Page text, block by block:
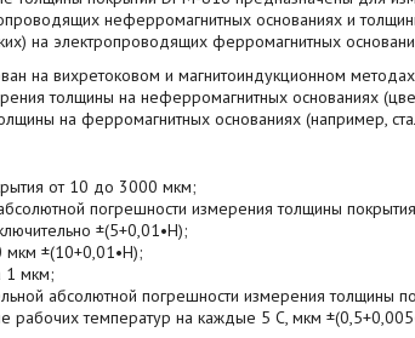
неферромагнитных основаниях и
на электропроводящих ферромагнитных
на вихретоковом и магнитоиндукционном
толщины на неферромагнитных основаниях
на ферромагнитных основаниях (например,
от 10 до 3000 мкм;
погрешности измерения толщины
±(5+0,01•H);
±(10+0,01•H);
1 мкм;
абсолютной погрешности измерения толщины
рабочих температур на каждые 5 С, мкм